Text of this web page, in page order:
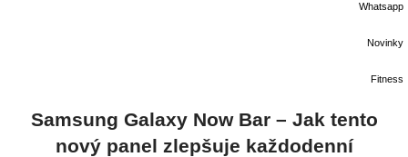
Whatsapp
Novinky
Fitness
Samsung Galaxy Now Bar – Jak tento
nový panel zlepšuje každodenní